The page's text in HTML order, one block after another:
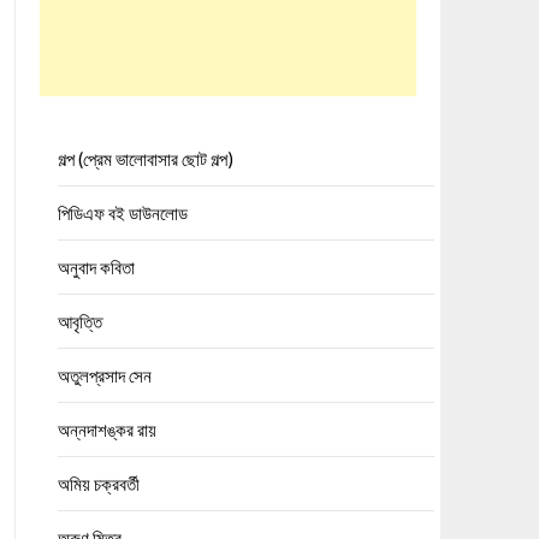
গল্প (প্রেম ভালোবাসার ছোট গল্প)
পিডিএফ বই ডাউনলোড
অনুবাদ কবিতা
আবৃত্তি
অতুলপ্রসাদ সেন
অন্নদাশঙ্কর রায়
অমিয় চক্রবর্তী